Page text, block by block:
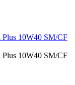
Plus 10W40 SM/CF
Plus 10W40 SM/CF